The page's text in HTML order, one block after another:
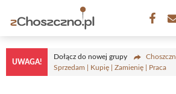
treści
UWAGA!
Dołącz do nowej grupy
Sprzedam | Kupię | Zamienię | Praca